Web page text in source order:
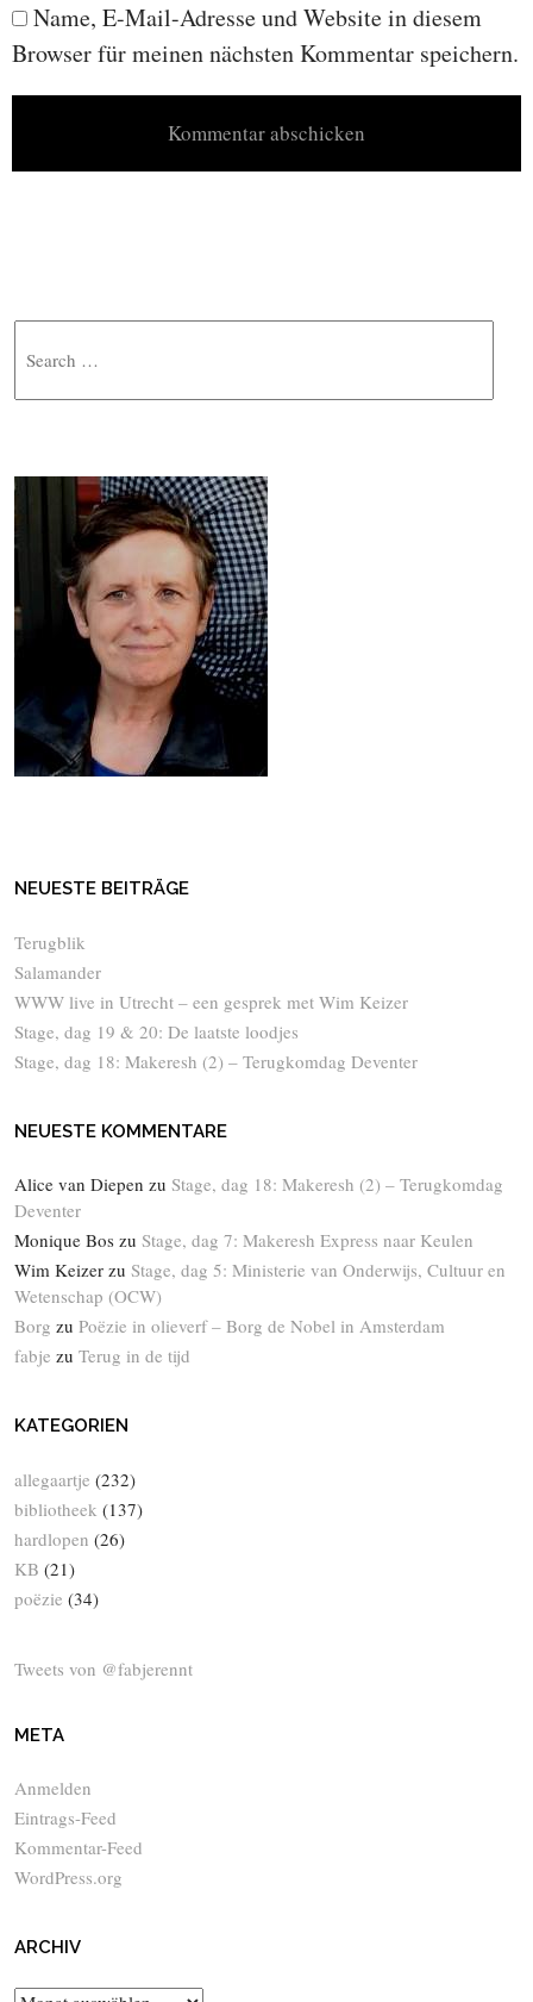
Name, E-Mail-Adresse und Website in diesem
Browser für meinen nächsten Kommentar speichern.
NEUESTE BEITRÄGE
Terugblik
Salamander
WWW live in Utrecht – een gesprek met Wim Keizer
Stage, dag 19 & 20: De laatste loodjes
Stage, dag 18: Makeresh (2) – Terugkomdag Deventer
NEUESTE KOMMENTARE
Alice van Diepen zu Stage, dag 18: Makeresh (2) – Terugkomdag
Deventer
Monique Bos zu Stage, dag 7: Makeresh Express naar Keulen
Wim Keizer zu Stage, dag 5: Ministerie van Onderwijs, Cultuur en
Wetenschap (OCW)
Borg zu Poëzie in olieverf – Borg de Nobel in Amsterdam
fabje zu Terug in de tijd
KATEGORIEN
allegaartje (232)
bibliotheek (137)
hardlopen (26)
KB (21)
poëzie (34)
Tweets von @fabjerennt
META
Anmelden
Eintrags-Feed
Kommentar-Feed
WordPress.org
ARCHIV